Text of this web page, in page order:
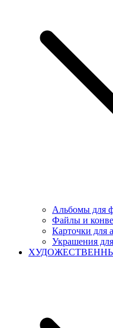
Альбомы для
Файлы и
Карточки для
Украшения